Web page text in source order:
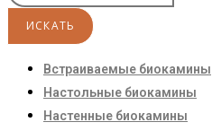
Встраиваемые биокамины
Настoльные биокамины
Настенные биокамины